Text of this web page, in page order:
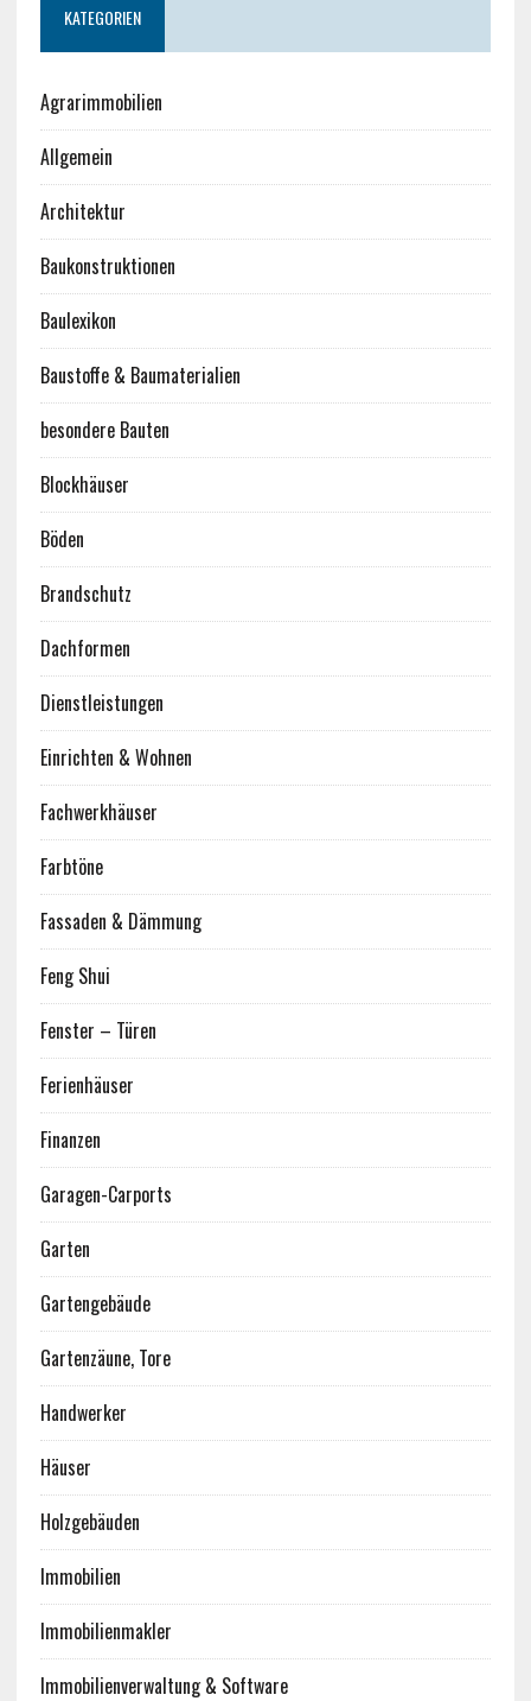
KATEGORIEN
Agrarimmobilien
Allgemein
Architektur
Baukonstruktionen
Baulexikon
Baustoffe & Baumaterialien
besondere Bauten
Blockhäuser
Böden
Brandschutz
Dachformen
Dienstleistungen
Einrichten & Wohnen
Fachwerkhäuser
Farbtöne
Fassaden & Dämmung
Feng Shui
Fenster – Türen
Ferienhäuser
Finanzen
Garagen-Carports
Garten
Gartengebäude
Gartenzäune, Tore
Handwerker
Häuser
Holzgebäuden
Immobilien
Immobilienmakler
Immobilienverwaltung & Software